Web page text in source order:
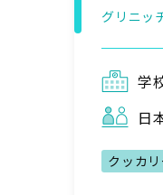
グリニ
学
日
クッカ